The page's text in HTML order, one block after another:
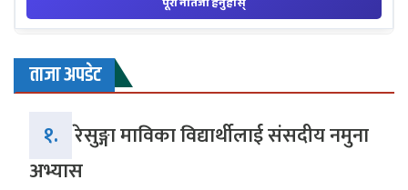
ताजा अपडेट
१. रेसुङ्गा माविका विद्यार्थीलाई संसदीय नमुना
अभ्यास